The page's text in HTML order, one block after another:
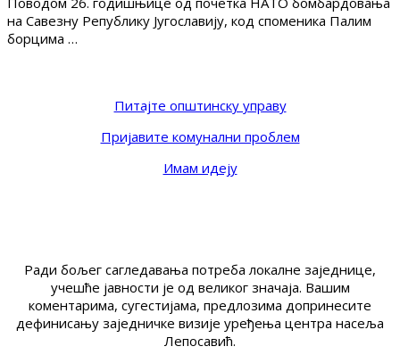
на Савезну Републику Југославију, код споменика Палим
борцима …
Питајте општинску управу
Пријавите комунални проблем
Имам идеју
Ради бољег сагледавања потреба локалне заједнице,
учешће јавности је од великог значаја. Вашим
коментарима, сугестијама, предлозима допринесите
дефинисању заједничке визије уређења центра насеља
Лепосавић.